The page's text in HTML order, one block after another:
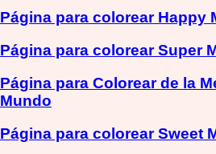
Página para colorear Happy
Página para colorear Super
Página para Colorear de la
Mundo
Página para colorear Sweet